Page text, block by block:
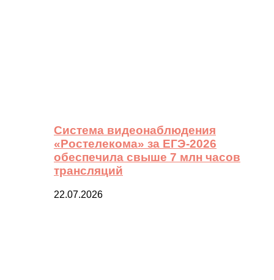
Система видеонаблюдения
«Ростелекома» за ЕГЭ-2026
обеспечила свыше 7 млн часов
трансляций
22.07.2026